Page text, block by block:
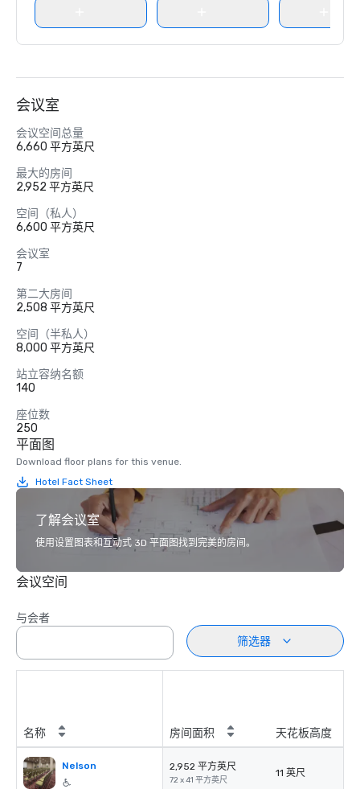
会议室
会议空间总量
6,660 平方英尺
最大的房间
2,952 平方英尺
空间（私人）
6,600 平方英尺
会议室
7
第二大房间
2,508 平方英尺
空间（半私人）
8,000 平方英尺
站立容纳名额
140
座位数
250
平面图
Download floor plans for this venue.
Hotel Fact Sheet
了解会议室
使用设置图表和互动式 3D 平面图找到完美的房间。
会议空间
与会者
筛选器
名称 房间面积 天花板高度
Nelson 2,952 平方英尺
72 x 41 平方英尺
11 英尺